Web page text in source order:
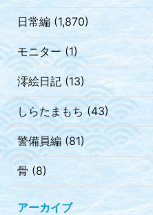
日常編 (1,870)
モニター (1)
澪絵日記 (13)
しらたまもち (43)
警備員編 (81)
骨 (8)
アーカイブ